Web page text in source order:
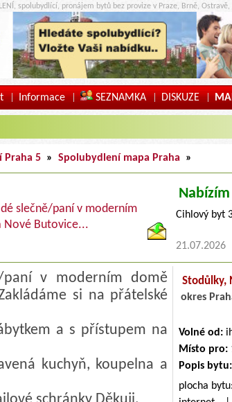
spolubydlící, pronájem bytů bez provize v Praze, Brně,
| Informace | SEZNAMKA | DISKUZE |
Praha 5 » Spolubydlení mapa Praha »
slečně/paní v moderním
Nové Butovice...
Nabízím
Cihlový byt
21.07.2026
paní v moderním domě
si na přátelské
a s přístupem na
kuchyň, koupelna a
Stodůlky,
okres
Volné od:
Místo pro:
Popis bytu:
plocha